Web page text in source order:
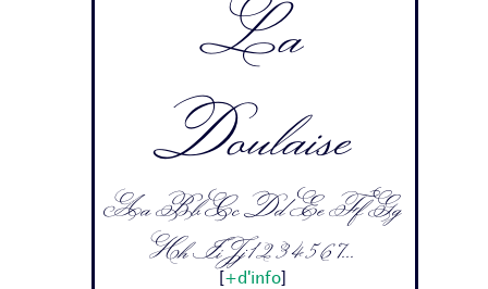
La
Doulaise
Aa Bb Cc Dd Ee Ff Gg
Hh Ii Jj 1 2 3 4 5 6 7...
+d'info]